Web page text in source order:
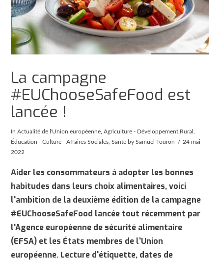
La campagne
#EUChooseSafeFood est
lancée !
InActualité de l'Union européenne ,Agriculture - Développement Rural
Éducation - Culture - Affaires Sociales ,Santé by Samuel Touron
24 mai
2022
Aider les consommateurs à adopter les bonnes
habitudes dans leurs choix alimentaires, voici
l'ambition de la deuxième édition de la campagne
#EUChooseSafeFood lancée tout récemment par
l'Agence européenne de sécurité alimentaire
(EFSA) et les États membres de l'Union
européenne. Lecture d'étiquette, dates de